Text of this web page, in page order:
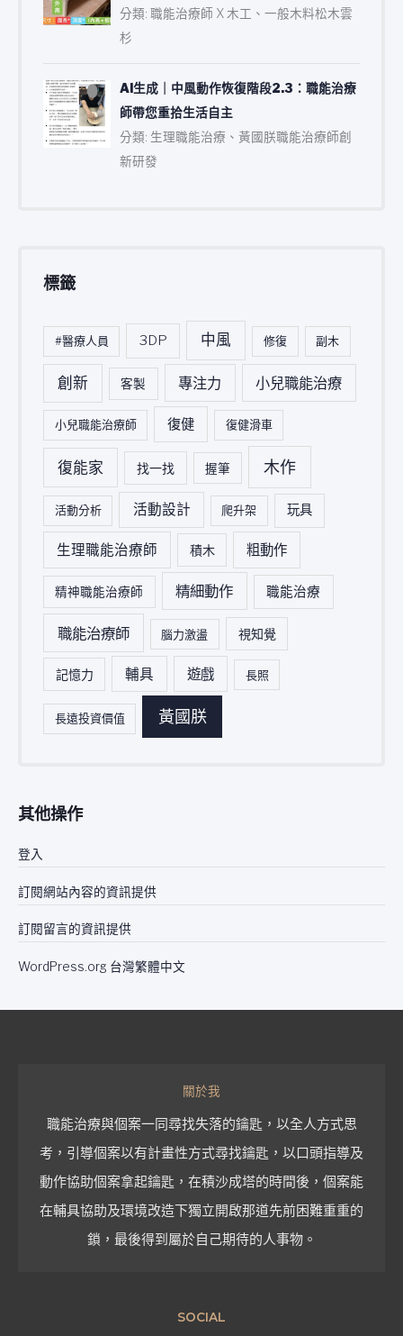
分類: 職能治療師 X 木工、一般木料松木雲
杉
AI生成｜中風動作恢復階段2.3：職能治療
師帶您重拾生活自主
分類: 生理職能治療、黃國朕職能治療師創
新研發
標籤
#醫療人員 3DP 中風 修復 副木
創新 客製 專注力 小兒職能治療
小兒職能治療師 復健 復健滑車
復能家 找一找 握筆 木作
活動分析 活動設計 爬升架 玩具
生理職能治療師 積木 粗動作
精神職能治療師 精細動作 職能治療
職能治療師 腦力激盪 視知覺
記憶力 輔具 遊戲 長照
長遠投資價值 黃國朕
其他操作
登入
訂閱網站內容的資訊提供
訂閱留言的資訊提供
WordPress.org 台灣繁體中文
關於我
職能治療與個案一同尋找失落的鑰匙，以全人方式思
考，引導個案以有計畫性方式尋找鑰匙，以口頭指導及
動作協助個案拿起鑰匙，在積沙成塔的時間後，個案能
在輔具協助及環境改造下獨立開啟那道先前困難重重的
鎖，最後得到屬於自己期待的人事物。
SOCIAL